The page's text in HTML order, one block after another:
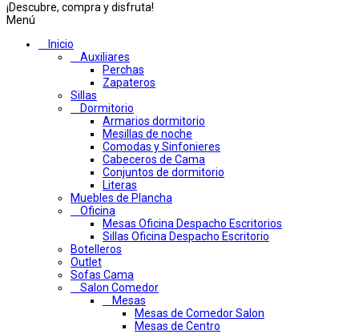
¡Descubre, compra y disfruta!
Menú
Inicio
Auxiliares
Perchas
Zapateros
Sillas
Dormitorio
Armarios dormitorio
Mesillas de noche
Comodas y Sinfonieres
Cabeceros de Cama
Conjuntos de dormitorio
Literas
Muebles de Plancha
Oficina
Mesas Oficina Despacho Escritorios
Sillas Oficina Despacho Escritorio
Botelleros
Outlet
Sofas Cama
Salon Comedor
Mesas
Mesas de Comedor Salon
Mesas de Centro